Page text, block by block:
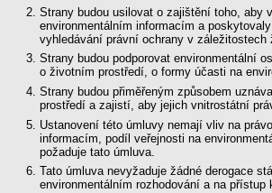
Strany budou usilovat o zajištění toho, aby
environmentálním informacím a
vyhledávání právní ochrany v záležitostech
Strany budou podporovat environmentální
o životním prostředí, o formy účasti na
Strany budou přiměřeným způsobem
prostředí a zajistí, aby jejich vnitrostátní
Ustanovení této úmluvy nemají vliv na
informacím, podíl veřejnosti na
požaduje tato úmluva.
Tato úmluva nevyžaduje žádné derogace
environmentálním rozhodování a na